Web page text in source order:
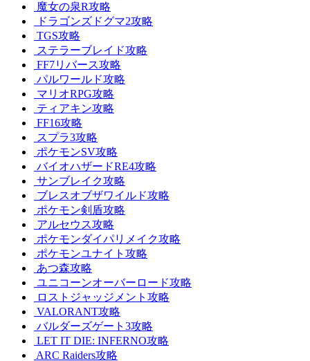
魔女の泉R攻略
ドラゴンズドグマ2攻略
TGS攻略
ステラーブレイド攻略
FF7リバース攻略
パルワールド攻略
マリオRPG攻略
ティアキン攻略
FF16攻略
スプラ3攻略
ポケモンSV攻略
バイオハザードRE4攻略
サンブレイク攻略
ブレスオブザワイルド攻略
ポケモン剣盾攻略
アルセウス攻略
ポケモンダイパリメイク攻略
ポケモンユナイト攻略
あつ森攻略
ユニコーンオーバーロード攻略
ロストジャッジメント攻略
VALORANT攻略
バルダーズゲート3攻略
LET IT DIE: INFERNO攻略
ARC Raiders攻略